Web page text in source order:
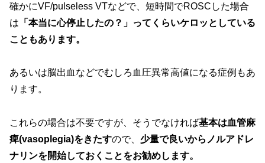
確かにVF/pulseless VTなどで、短時間でROSCした場合
は 「本当に心停止したの？」ってくらいケロッとしている
こともあります。
あるいは脳出血などでむしろ血圧異常高値になる症例もあ
ります。
これらの場合は不要ですが、そうでなければ基本は血管麻
痺(vasoplegia)をきたすので、 少量で良いからノルアドレ
ナリンを開始しておくことをお勧めします。